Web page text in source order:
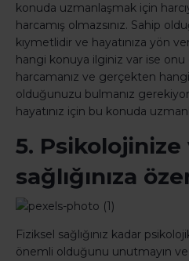
konuda uzmanlaşmak için
harcamış olmazsınız. Sahip
kıymetlidir ve hayatınıza yön
hangi konuya ilginiz var ise
harcamanız ve gerçekten
olduğunuzu bulmanız
hayatınız için bu konuda
5. Psikolojinize
sağlığınıza
Fiziksel sağlığınız kadar
önemli olduğunu unutmayın